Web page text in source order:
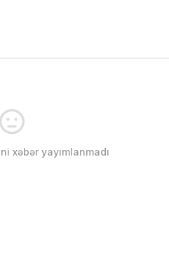
xəbər yayımlanmadı